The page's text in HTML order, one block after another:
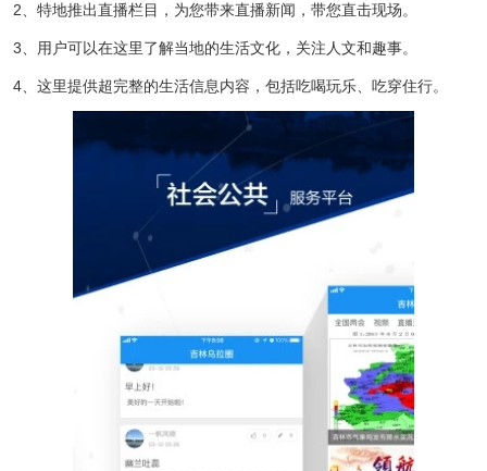
2、特地推出直播栏目，为您带来直播新闻，带您直击现场。
3、用户可以在这里了解当地的生活文化，关注人文和趣事。
4、这里提供超完整的生活信息内容，包括吃喝玩乐、吃穿住行。